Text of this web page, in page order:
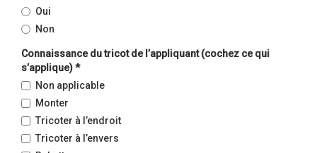
Oui
Non
Connaissance du tricot de l’appliquant (cochez ce qui
s’applique)*
Non applicable
Monter
Tricoter à l’endroit
Tricoter à l’envers